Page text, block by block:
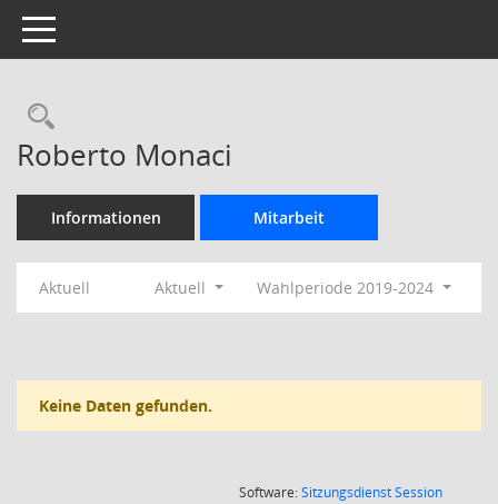
Toggle navigation
Rechercheauswahl
Roberto Monaci
Informationen Mitarbeit
Aktuell Aktuell Wahlperiode 2019-2024
Keine Daten gefunden.
Software:SitzungsdienstSession(Wird in